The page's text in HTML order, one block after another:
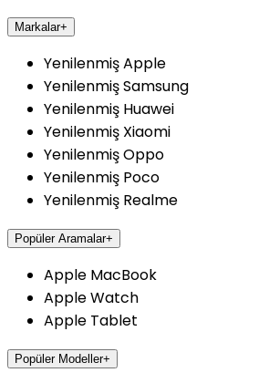
Markalar+
Yenilenmiş Apple
Yenilenmiş Samsung
Yenilenmiş Huawei
Yenilenmiş Xiaomi
Yenilenmiş Oppo
Yenilenmiş Poco
Yenilenmiş Realme
Popüler Aramalar+
Apple MacBook
Apple Watch
Apple Tablet
Popüler Modeller+